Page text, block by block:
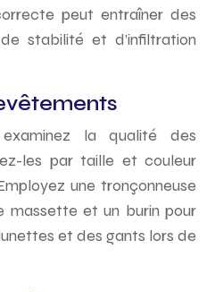
peut entraîner des
stabilité et d’infiltration
la qualité des
les par taille et couleur
une tronçonneuse
massette et un burin pour
et des gants lors de